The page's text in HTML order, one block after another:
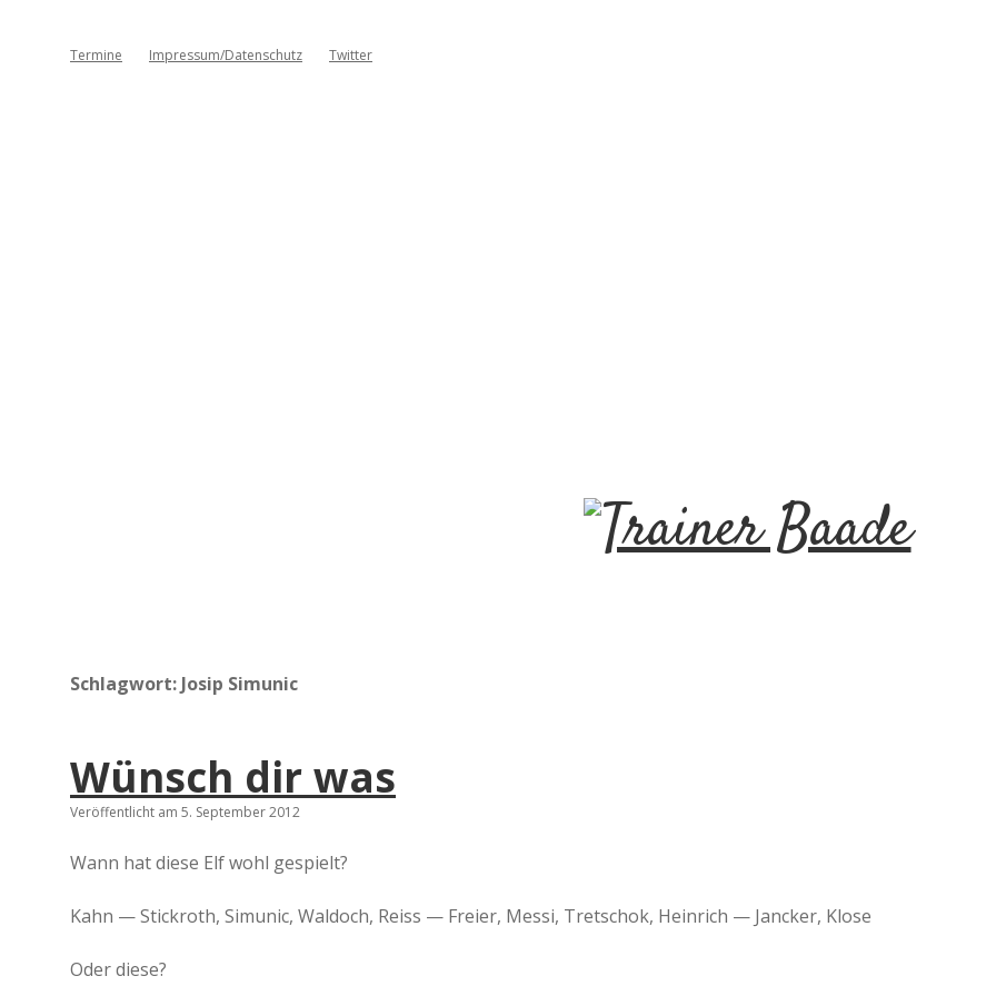
Termine Impressum/Datenschutz Twitter
T
r
Schlagwort: Josip Simunic
Wünsch dir was
Veröffentlicht am 5. September 2012
Wann hat diese Elf wohl gespielt?
Kahn — Stickroth, Simunic, Waldoch, Reiss — Freier, Messi, Tretschok, Heinrich — Jancker, Klose
Oder diese?